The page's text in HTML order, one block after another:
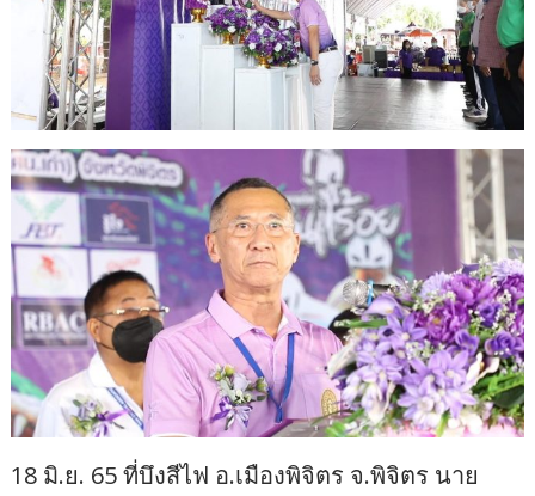
18 มิ.ย. 65 ที่บึงสีไฟ อ.เมืองพิจิตร จ.พิจิตร นาย